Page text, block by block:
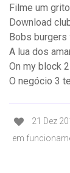
Filme um
Download
Bobs
A lua dos
On my block
O negócio 3
21 Dez
em